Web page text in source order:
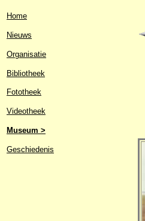
Home
Nieuws
Organisatie
Bibliotheek
Fototheek
Videotheek
Museum >
Geschiedenis